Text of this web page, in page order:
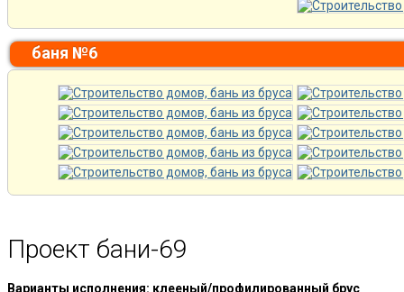
баня №6
Проект бани-69
Варианты исполнения: клееный/профилированный брус